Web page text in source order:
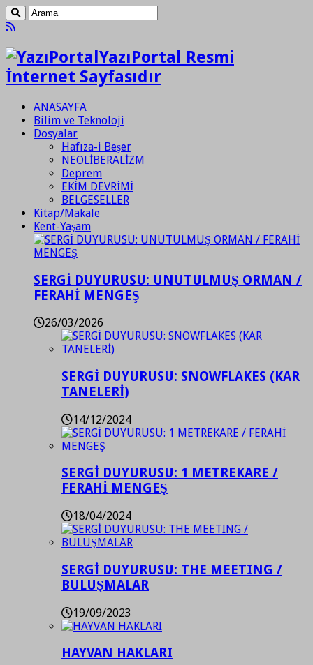
YazıPortal Resmi
İnternet Sayfasıdır
ANASAYFA
Bilim ve Teknoloji
Dosyalar
Hafıza-i Beşer
NEOLİBERALİZM
Deprem
EKİM DEVRİMİ
BELGESELLER
Kitap/Makale
Kent-Yaşam
SERGİ DUYURUSU: UNUTULMUŞ ORMAN /
FERAHİ MENGEŞ
26/03/2026
SERGİ DUYURUSU: SNOWFLAKES (KAR
TANELERİ)
14/12/2024
SERGİ DUYURUSU: 1 METREKARE /
FERAHİ MENGEŞ
18/04/2024
SERGİ DUYURUSU: THE MEETING /
BULUŞMALAR
19/09/2023
HAYVAN HAKLARI